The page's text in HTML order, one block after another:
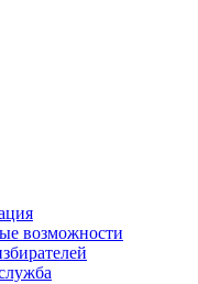
возможности